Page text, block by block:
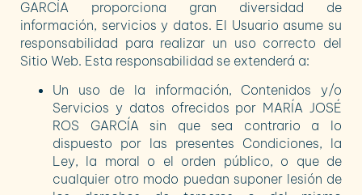
GARCÍA proporciona gran diversidad de
información, servicios y datos. El Usuario asume su
responsabilidad para realizar un uso correcto del
Sitio Web. Esta responsabilidad se extenderá a:
Un uso de la información, Contenidos y/o
Servicios y datos ofrecidos por MARÍA JOSÉ
ROS GARCÍA sin que sea contrario a lo
dispuesto por las presentes Condiciones, la
Ley, la moral o el orden público, o que de
cualquier otro modo puedan suponer lesión de